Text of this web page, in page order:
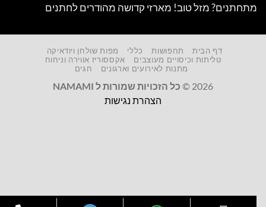
מתחתנים? מזל טוב! מארזי קדושה מהודרים לחתנים
דף הבית תחפושות כללי
מפות שולחן ויודאיקה
טליתות וכיסויים מעוצבים
אקססוריז אווירה וניחוח
מתנות לאירועים וארגונים
חגים
2026 ©
כל הזכויות שמורות ל NAMAMI
הצהרת נגישות